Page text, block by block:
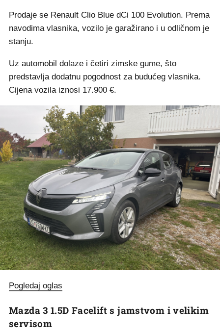
Prodaje se Renault Clio Blue dCi 100 Evolution. Prema
navodima vlasnika, vozilo je garažirano i u odličnom je
stanju.
Uz automobil dolaze i četiri zimske gume, što
predstavlja dodatnu pogodnost za budućeg vlasnika.
Cijena vozila iznosi 17.900 €.
Pogledaj oglas
Mazda 3 1.5D Facelift s jamstvom i velikim
servisom